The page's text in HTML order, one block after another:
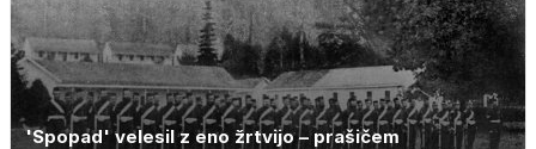
'Spopad' velesil z eno žrtvijo – prašičem